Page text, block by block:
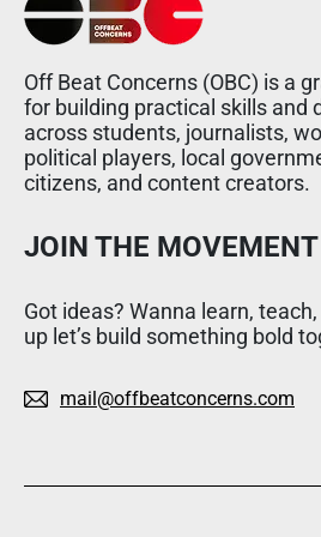
Off Beat Concerns (OBC) is a
for building practical skills and
across students, journalists,
political players, local
citizens, and content creators.
JOIN THE MOVEMENT
Got ideas? Wanna learn,
up let’s build something bold
mail@offbeatconcerns.com